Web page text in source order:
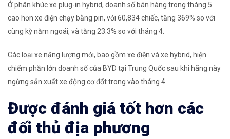
Ở phân khúc xe plug-in hybrid, doanh số bán hàng trong tháng 5
cao hơn xe điện chạy bằng pin, với 60,834 chiếc, tăng 369% so với
cùng kỳ năm ngoái, và tăng 23.3% so với tháng 4.
Các loại xe năng lượng mới, bao gồm xe điện và xe hybrid, hiện
chiếm phần lớn doanh số của BYD tại Trung Quốc sau khi hãng này
ngừng sản xuất xe động cơ đốt trong vào tháng 4.
Được đánh giá tốt hơn các
đối thủ địa phương